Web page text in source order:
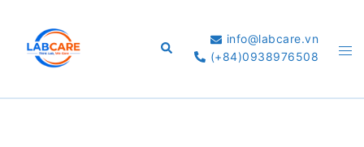
content
Search
info@labcare.vn
(+84)0938976508